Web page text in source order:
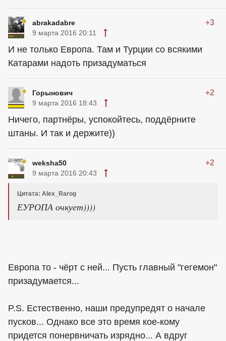
abrakadabre +3
9 марта 2016 20:11
И не только Европа. Там и Турции со всякими
Катарами надоть призадуматься
Горынович +2
9 марта 2016 18:43
Ничего, партнёры, успокойтесь, поддёрните
штаны. И так и держите))
weksha50 +2
9 марта 2016 20:43
Цитата: Alex_Rarog
ЕУРОПА очкует))))
Европа то - чёрт с ней... Пусть главный "гегемон"
призадумается...
P.S. Естественно, наши предупредят о начале
пусков... Однако все это время кое-кому
придется понервничать изрядно... А вдруг